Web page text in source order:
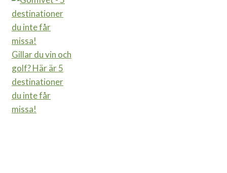
Gillar du vin och
golf? Här är 5
destinationer
du inte får
missa!